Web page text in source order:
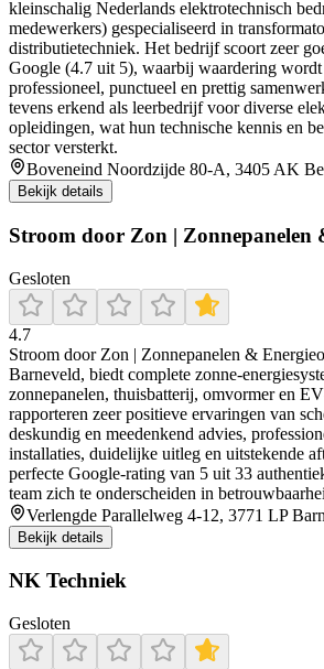
kleinschalig Nederlands elektrotechnisch
medewerkers) gespecialiseerd in
distributietechniek. Het bedrijf scoort zeer
Google (4.7 uit 5), waarbij waardering
professioneel, punctueel en prettig
tevens erkend als leerbedrijf voor diverse
opleidingen, wat hun technische kennis en
sector versterkt.
Boveneind Noordzijde 80-A, 3405 AK
Bekijk details
Stroom door Zon | Zonnepanelen
Gesloten
4.7
Stroom door Zon | Zonnepanelen &
Barneveld, biedt complete zonne-
zonnepanelen, thuisbatterij, omvormer en
rapporteren zeer positieve ervaringen van
deskundig en meedenkend advies,
installaties, duidelijke uitleg en uitstekende
perfecte Google‑rating van 5 uit 33
team zich te onderscheiden in
Verlengde Parallelweg 4-12, 3771 LP
Bekijk details
NK Techniek
Gesloten